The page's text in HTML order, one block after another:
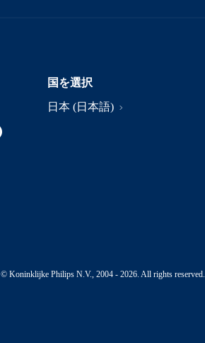
国を選択
日本 (日本語)
© Koninklijke Philips N.V., 2004 - 2026. All rights reserved.